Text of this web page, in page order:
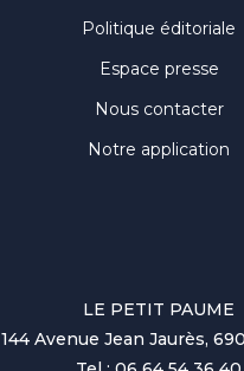
Politique éditoriale
Espace presse
Nous contacter
Notre application
LE PETIT PAUME
144 Avenue Jean Jaurès,